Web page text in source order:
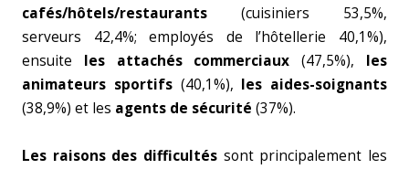
cafés/hôtels/restaurants (cuisiniers 53,5%,
serveurs 42,4%; employés de l’hôtellerie 40,1%),
ensuite les attachés commerciaux (47,5%), les
animateurs sportifs(40,1%), les aides-soignants
(38,9%) et les agents de sécurité (37%).
Les raisons des difficultés sont principalement les